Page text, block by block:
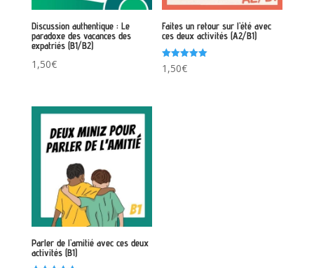
Discussion authentique : Le
paradoxe des vacances des
expatriés (B1/B2)
1,50€
Faites un retour sur l’été avec
ces deux activités (A2/B1)
Note
5.00
1,50€
Parler de l’amitié avec ces deux
activités (B1)